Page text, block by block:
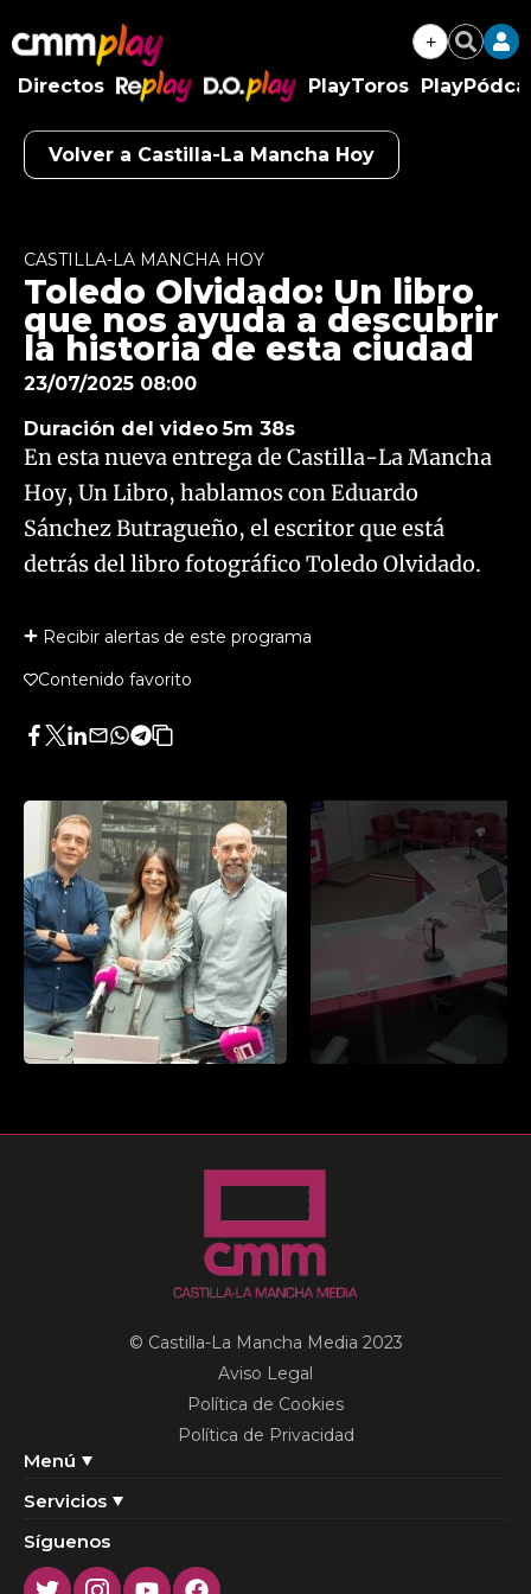
+ Buscar
Directos
RePlay
D.O.Play
PlayToros
Volver a Castilla-La Mancha Hoy
Algo salió mal.
Try again
CASTILLA-LA MANCHA HOY
Toledo Olvidado: Un libro
que nos ayuda a descubrir
la historia de esta ciudad
23/07/2025 08:00
Duración del video 5m 38s
En esta nueva entrega de Castilla-La Mancha
Hoy, Un Libro, hablamos con Eduardo
Sánchez Butragueño, el escritor que está
detrás del libro fotográfico Toledo Olvidado.
Recibir alertas de este programa
Contenido favorito
Facebook
Twitter
LinkedIn
Enviar
Whatsapp
Telegram
Copiar
artículo
Menú
Servicios
© Castilla-La Mancha Media 2023
Aviso Legal
Política de Cookies
Política de Privacidad
Síguenos
TwitterInstagram
YoutubeFacebook